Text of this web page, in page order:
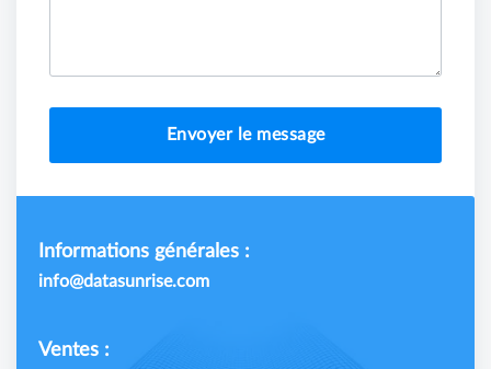
Envoyer le message
Informations générales :
info@datasunrise.com
Ventes :